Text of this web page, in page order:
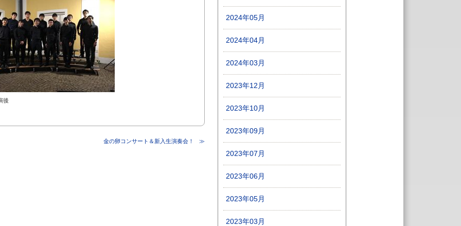
後
金の卵コンサート＆新入生演奏会！
2024年05月
2024年04月
2024年03月
2023年12月
2023年10月
2023年09月
2023年07月
2023年06月
2023年05月
2023年03月